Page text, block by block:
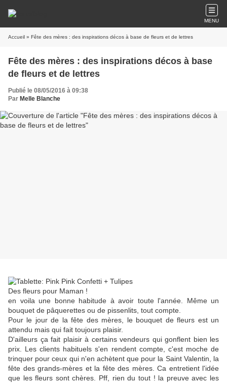
MENU
Accueil » Fête des mères : des inspirations décos à base de fleurs et de lettres
Fête des mères : des inspirations décos à base
de fleurs et de lettres
Publié le 08/05/2016 à 09:38
Par Melle Blanche
Des fleurs pour Maman !
en voila une bonne habitude à avoir toute l'année. Même un
bouquet de pâquerettes ou de pissenlits, tout compte.
Pour le jour de la fête des mères, le bouquet de fleurs est un
attendu mais qui fait toujours plaisir.
D'ailleurs ça fait plaisir à certains vendeurs qui gonflent bien les
prix. Les clients habituels s'en rendent compte, c'est moche de
trinquer pour ceux qui n'en achètent que pour la Saint Valentin, la
fête des grands-mères et la fête des mères. Ca entretient l'idée
que les fleurs sont chères. Pff, rien du tout ! la preuve avec les